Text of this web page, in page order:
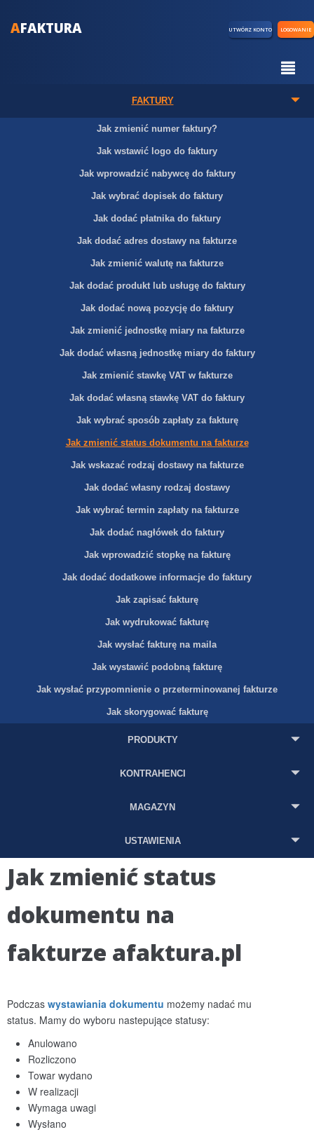
AFAKTURA UTWÓRZ KONTO LOGOWANIE
FAKTURY
Jak zmienić numer faktury?
Jak wstawić logo do faktury
Jak wprowadzić nabywcę do faktury
Jak wybrać dopisek do faktury
Jak dodać płatnika do faktury
Jak dodać adres dostawy na fakturze
Jak zmienić walutę na fakturze
Jak dodać produkt lub usługę do faktury
Jak dodać nową pozycję do faktury
Jak zmienić jednostkę miary na fakturze
Jak dodać własną jednostkę miary do faktury
Jak zmienić stawkę VAT w fakturze
Jak dodać własną stawkę VAT do faktury
Jak wybrać sposób zapłaty za fakturę
Jak zmienić status dokumentu na fakturze
Jak wskazać rodzaj dostawy na fakturze
Jak dodać własny rodzaj dostawy
Jak wybrać termin zapłaty na fakturze
Jak dodać nagłówek do faktury
Jak wprowadzić stopkę na fakturę
Jak dodać dodatkowe informacje do faktury
Jak zapisać fakturę
Jak wydrukować fakturę
Jak wysłać fakturę na maila
Jak wystawić podobną fakturę
Jak wysłać przypomnienie o przeterminowanej fakturze
Jak skorygować fakturę
PRODUKTY
KONTRAHENCI
MAGAZYN
USTAWIENIA
Jak zmienić status
dokumentu na
fakturze afaktura.pl
Podczas wystawiania dokumentu możemy nadać mu
status. Mamy do wyboru nastepujące statusy:
Anulowano
Rozliczono
Towar wydano
W realizacji
Wymaga uwagi
Wysłano